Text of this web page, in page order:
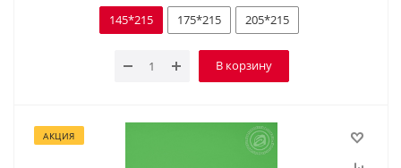
145*215 175*215 205*215
В корзину
АКЦИЯ